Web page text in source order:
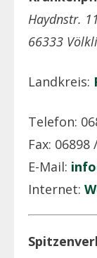
Haydnstr. 11
66333
Landkreis:
Telefon:
Fax: 06898
E-Mail:
Internet: